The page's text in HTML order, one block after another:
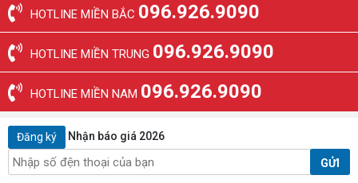
HOTLINE MIỀN BẮC 096.926.9090
HOTLINE MIỀN TRUNG 096.926.9090
HOTLINE MIỀN NAM 096.926.9090
Đăng ký Nhận báo giá 2026
GỬI